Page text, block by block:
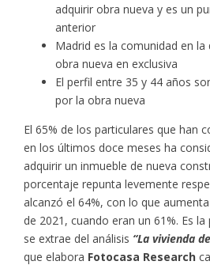
adquirir obra nueva y es un
anterior
Madrid es la comunidad en
obra nueva en exclusiva
El perfil entre 35 y 44 años
por la obra nueva
El 65% de los particulares que han
en los últimos doce meses ha
adquirir un inmueble de nueva
porcentaje repunta levemente
alcanzó el 64%, con lo que
de 2021, cuando eran un 61%. Es
se extrae del análisis “La vivienda
que elabora Fotocasa Research